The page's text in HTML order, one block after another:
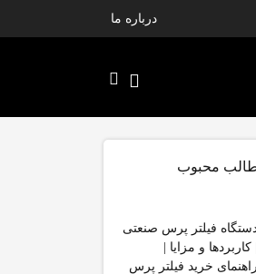
درباره ما
محبوب
فیلتر پرس صنعتی
| کاربردها و مزایا |
راهنمای خرید فیلتر پرس